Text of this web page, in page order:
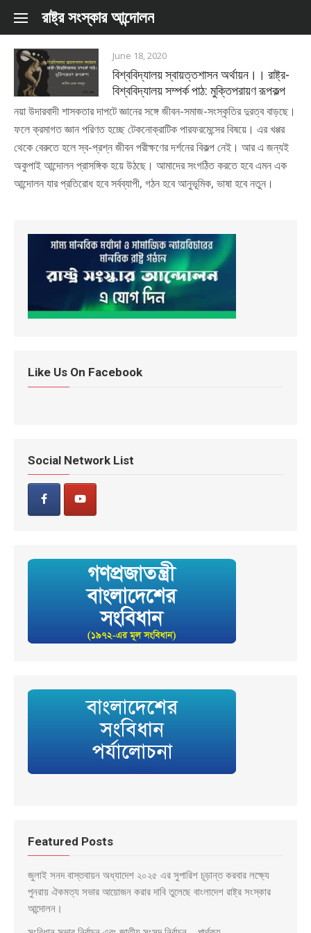
Skip to content
রাষ্ট্র সংস্কার আন্দোলন
June 18, 2020
বিশ্ববিদ্যালয় স্বায়ত্তশাসন অর্থায়ন।। রাষ্ট্র-
বিশ্ববিদ্যালয় সম্পর্ক পাঠ: মুক্তিপরায়ণ রূপকল্প
নয়া উদারবাদী শাসকতার দাপটে জ্ঞানের সঙ্গে জীবন-সমাজ-সংস্কৃতির দুরত্ব বাড়ছে।
ফলে ক্রমাগত জ্ঞান পরিণত হচ্ছে টেকনোক্রাটিক পারফরমেন্সের বিষয়ে। এর খপ্পর
থেকে বেরুতে হলে স্ব-প্রশ্ন জীবন পরীক্ষণের দর্শনের বিকল্প নেই। আর এ জন্যই
অকুপাই আন্দোলন প্রাসঙ্গিক হয়ে উঠছে। আমাদের সংগঠিত করতে হবে এমন এক
আন্দোলন যার প্রতিরোধ হবে সর্বব্যাপী, গঠন হবে আনুভূমিক, ভাষা হবে নতুন।
Like Us On Facebook
Social Network List
Featured Posts
জুলাই সনদ বাস্তবায়ন অধ্যাদেশ ২০২৫ এর সুপারিশ চূড়ান্ত করবার লক্ষ্যে
পুনরায় ঐকমত্য সভার আয়োজন করার দাবি তুলেছে বাংলাদেশ রাষ্ট্র সংস্কার
আন্দোলন।